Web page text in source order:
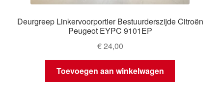
Deurgreep Linkervoorportier Bestuurderszijde Citroën
Peugeot EYPC 9101EP
€24,00
Toevoegen aan winkelwagen